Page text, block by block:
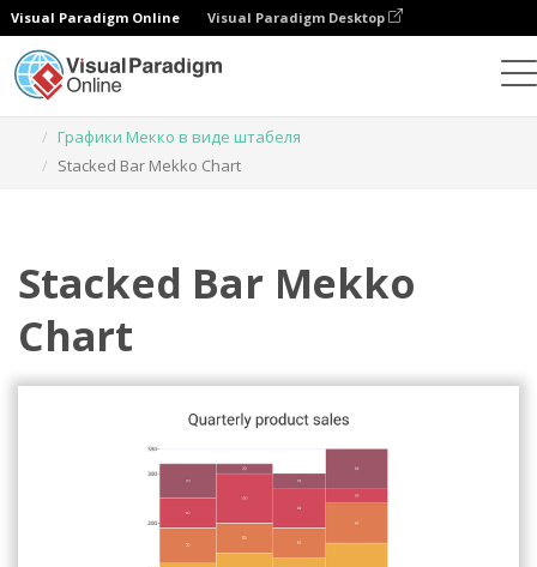
Visual Paradigm Online Visual Paradigm Desktop
Графики Мекко в виде штабеля
Stacked Bar Mekko Chart
Stacked Bar Mekko
Chart